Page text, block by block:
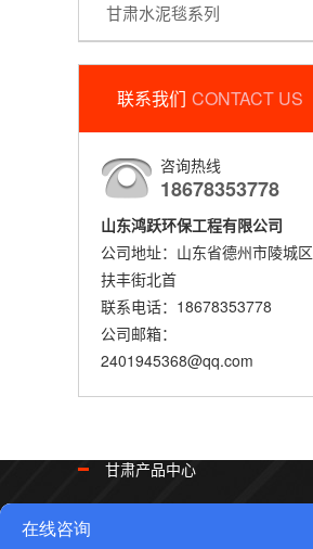
甘肃水泥毯系列
联系我们 CONTACT US
咨询热线
18678353778
山东鸿跃环保工程有限公司
公司地址：山东省德州市陵城区
扶丰街北首
联系电话：18678353778
公司邮箱：
2401945368@qq.com
甘肃产品中心